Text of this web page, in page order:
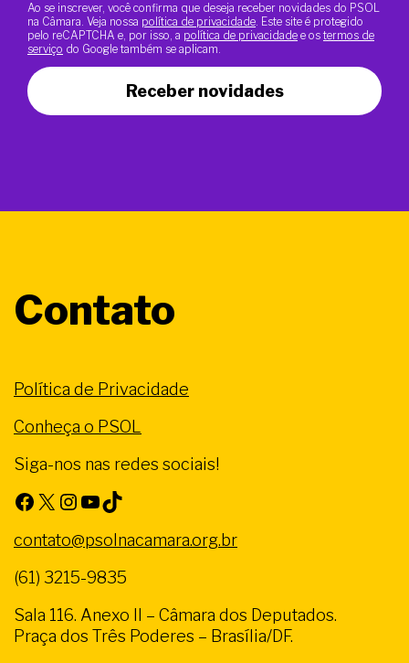
Ao se inscrever, você confirma que deseja receber novidades do PSOL
na Câmara. Veja nossa política de privacidade. Este site é protegido
pelo reCAPTCHA e, por isso, a política de privacidade e os termos de
serviço do Google também se aplicam.
Receber novidades
Contato
Política de Privacidade
Conheça o PSOL
Siga-nos nas redes sociais!
Facebook X Instagram Youtube TikTok
contato@psolnacamara.org.br
(61) 3215-9835
Sala 116. Anexo II – Câmara dos Deputados.
Praça dos Três Poderes – Brasília/DF.